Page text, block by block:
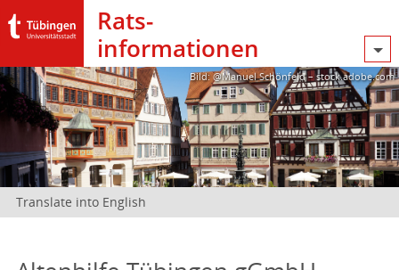
Rats­
informationen
Bild: @Manuel Schönfeld – stock.adobe.com
Translate into English